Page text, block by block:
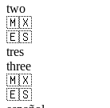
two
🇲🇽
🇪🇸
tres
three
🇲🇽
🇪🇸